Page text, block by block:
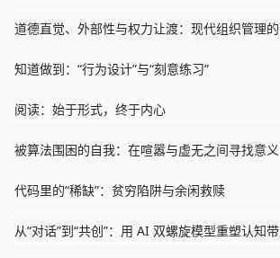
知道做到：“行为设计”与“刻意练习”
阅读：始于形式，终于内心
被算法围困的自我：在喧嚣与虚无之间寻找意义
代码里的“稀缺”：贫穷陷阱与余闲救赎
从“对话”到“共创”：用 AI 双螺旋模型重塑认知